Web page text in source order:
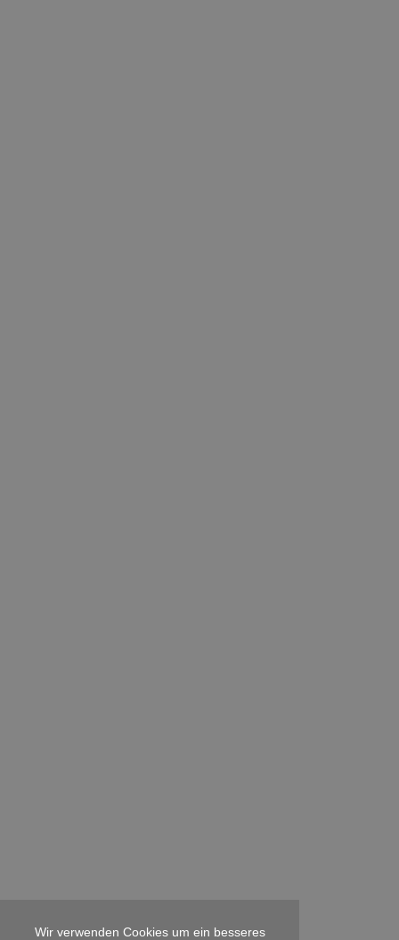
Wir verwenden Cookies um ein besseres